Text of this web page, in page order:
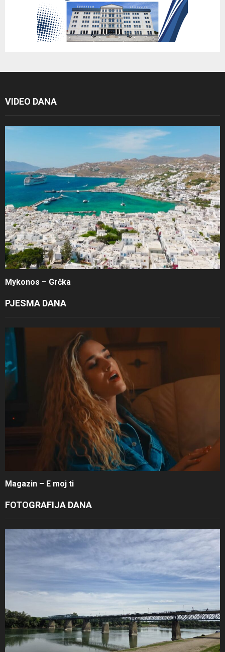
VIDEO DANA
Mykonos – Grčka
PJESMA DANA
Magazin – E moj ti
FOTOGRAFIJA DANA